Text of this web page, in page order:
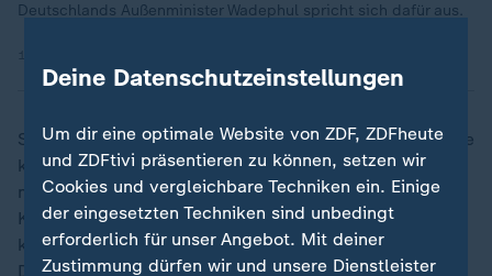
Deutschlands Außenminister Wadephul spricht sich dafür aus.
Stattdessen sollte es seiner Meinung nach mehr um die
konkreten militärischen Fähigkeiten gehen. "Wir
müssen die Fähigkeit entwickeln, den europäischen
Kontinent aus eigener Kraft heraus verteidigen zu
können", sagte der CDU-Vorsitzende. "Da sind viele
Dinge aufzuholen, die wir in den letzten Jahren
Deine Datenschutzeinstellungen
Um dir eine optimale Website von ZDF, ZDFheute
und ZDFtivi präsentieren zu können, setzen wir
Cookies und vergleichbare Techniken ein. Einige
der eingesetzten Techniken sind unbedingt
erforderlich für unser Angebot. Mit deiner
Zustimmung dürfen wir und unsere Dienstleister